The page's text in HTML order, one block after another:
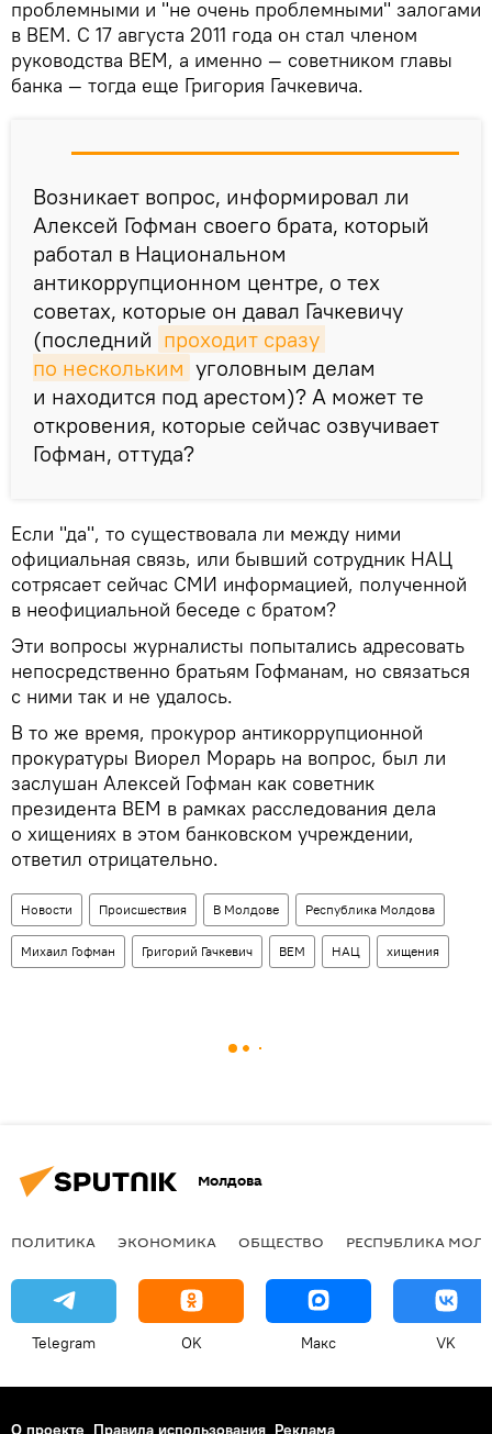
проблемными и "не очень проблемными" залогами
в ВЕМ. С 17 августа 2011 года он стал членом
руководства ВЕМ, а именно — советником главы
банка — тогда еще Григория Гачкевича.
Возникает вопрос, информировал ли
Алексей Гофман своего брата, который
работал в Национальном
антикоррупционном центре, о тех
советах, которые он давал Гачкевичу
(последний проходит сразу
по нескольким уголовным делам
и находится под арестом)? А может те
откровения, которые сейчас озвучивает
Гофман, оттуда?
Если "да", то существовала ли между ними
официальная связь, или бывший сотрудник НАЦ
сотрясает сейчас СМИ информацией, полученной
в неофициальной беседе с братом?
Эти вопросы журналисты попытались адресовать
непосредственно братьям Гофманам, но связаться
с ними так и не удалось.
В то же время, прокурор антикоррупционной
прокуратуры Виорел Морарь на вопрос, был ли
заслушан Алексей Гофман как советник
президента BEM в рамках расследования дела
о хищениях в этом банковском учреждении,
ответил отрицательно.
Новости Происшествия В Молдове Республика Молдова
Михаил Гофман Григорий Гачкевич ВЕМ НАЦ хищения
Молдова
ПОЛИТИКА ЭКОНОМИКА ОБЩЕСТВО РЕСПУБЛИКА
Telegram OK Макс VK
О проекте Правила использования Реклама